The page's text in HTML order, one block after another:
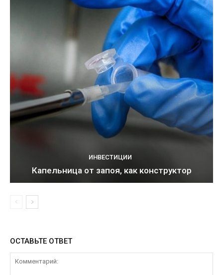
ИНВЕСТИЦИИ
Капельница от запоя, как конструктор
ОСТАВЬТЕ ОТВЕТ